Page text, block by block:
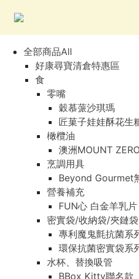
全部商品All
好康尋寶清倉特惠區
食
零嘴
穀慕蒎沙琪瑪
匠菓子娃娃酥花生
橄欖油
澳洲MOUNT
烹調用具
Beyond Gourmet
營養補充
FUN心 白金羊乳片
密實袋/收納袋/夾鏈
專利魔鬼氈抗菌系
環保抗菌密實袋系
水杯、替換吸管
BBox Kitty聯名款